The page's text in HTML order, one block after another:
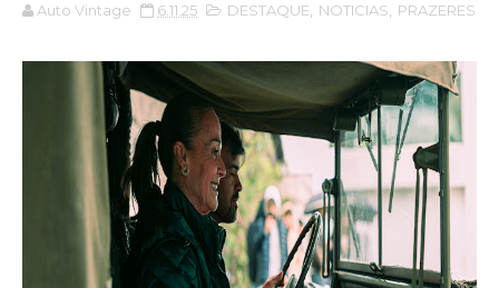
Auto Vintage 6.11.25 DESTAQUE NOTICIAS PRAZERES